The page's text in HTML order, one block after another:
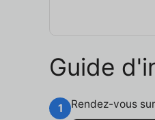
Guide
1 Rendez-vous